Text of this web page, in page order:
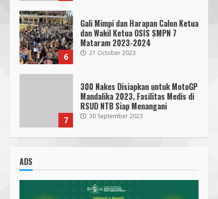
6
Gali Mimpi dan Harapan Calon Ketua
dan Wakil Ketua OSIS SMPN 7
Mataram 2023-2024
21 October 2023
7
300 Nakes Disiapkan untuk MotoGP
Mandalika 2023, Fasilitas Medis di
RSUD NTB Siap Menangani
30 September 2023
1
Parkir Semrawut di Depan RS
Penegakan Aturan
5 June 2025
ADS